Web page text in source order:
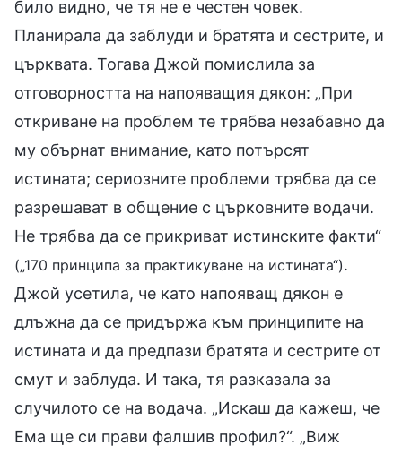
било видно, че тя не е честен човек.
Планирала да заблуди и братята и сестрите, и
църквата. Тогава Джой помислила за
отговорността на напояващия дякон: „При
откриване на проблем те трябва незабавно да
му обърнат внимание, като потърсят
истината; сериозните проблеми трябва да се
разрешават в общение с църковните водачи.
Не трябва да се прикриват истинските факти“
(„170 принципа за практикуване на истината“).
Джой усетила, че като напояващ дякон е
длъжна да се придържа към принципите на
истината и да предпази братята и сестрите от
смут и заблуда. И така, тя разказала за
случилото се на водача. „Искаш да кажеш, че
Ема ще си прави фалшив профил?“. „Виж